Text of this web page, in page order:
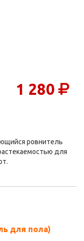
1 280
ровнитель
для
для пола)